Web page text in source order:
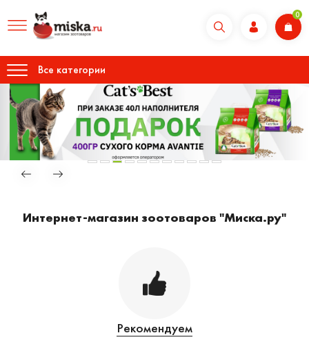
0
Все категории
Интернет-магазин зоотоваров "Миска.ру"
Рекомендуем